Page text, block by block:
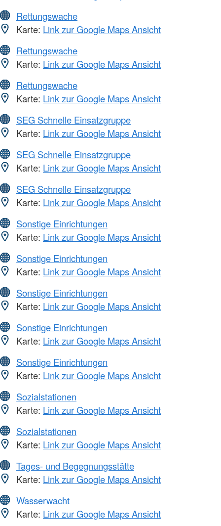
Rettungswache
Karte: Link zur Google Maps Ansicht
Rettungswache
Karte: Link zur Google Maps Ansicht
Rettungswache
Karte: Link zur Google Maps Ansicht
SEG Schnelle Einsatzgruppe
Karte: Link zur Google Maps Ansicht
SEG Schnelle Einsatzgruppe
Karte: Link zur Google Maps Ansicht
SEG Schnelle Einsatzgruppe
Karte: Link zur Google Maps Ansicht
Sonstige Einrichtungen
Karte: Link zur Google Maps Ansicht
Sonstige Einrichtungen
Karte: Link zur Google Maps Ansicht
Sonstige Einrichtungen
Karte: Link zur Google Maps Ansicht
Sonstige Einrichtungen
Karte: Link zur Google Maps Ansicht
Sonstige Einrichtungen
Karte: Link zur Google Maps Ansicht
Sozialstationen
Karte: Link zur Google Maps Ansicht
Sozialstationen
Karte: Link zur Google Maps Ansicht
Tages- und Begegnungsstätte
Karte: Link zur Google Maps Ansicht
Wasserwacht
Karte: Link zur Google Maps Ansicht